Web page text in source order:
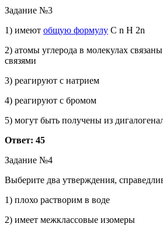
Задание №3
1) имеют общую формулу C n H 2n
2) атомы углерода в молекулах
связями
3) реагируют с натрием
4) реагируют с бромом
5) могут быть получены из
Ответ: 45
Задание №4
Выберите два утверждения,
1) плохо растворим в воде
2) имеет межклассовые изомеры